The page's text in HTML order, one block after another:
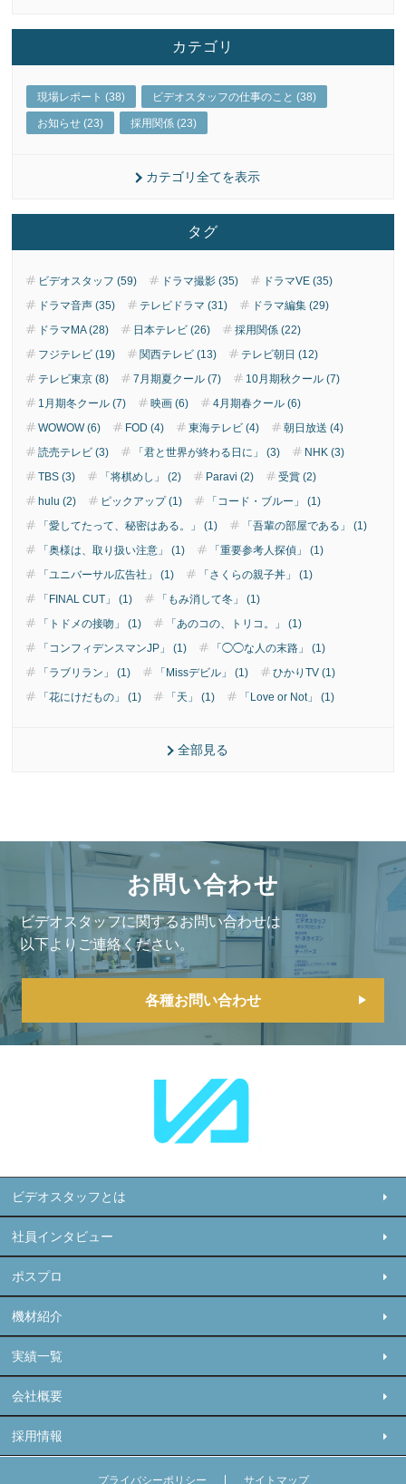
カテゴリ
現場レポート (38) ビデオスタッフの仕事のこと (38)
お知らせ (23) 採用関係 (23)
カテゴリ全てを表示
タグ
ビデオスタッフ (59) ドラマ撮影 (35)
ドラマVE (35)
ドラマ音声 (35)
テレビドラマ (31)
ドラマ編集 (29)
ドラマMA (28)
日本テレビ (26)
採用関係 (22)
フジテレビ (19)
関西テレビ (13)
テレビ朝日 (12)
テレビ東京 (8)
7月期夏クール (7)
10月期秋クール (7)
1月期冬クール (7)
映画 (6)
4月期春クール (6)
WOWOW (6)
FOD (4) 東海テレビ (4)
朝日放送 (4)
読売テレビ (3)
「君と世界が終わる日に」 (3)
NHK (3)
TBS (3)
「将棋めし」 (2) Paravi (2)
受賞 (2)
hulu (2)
ピックアップ (1)
「コード・ブルー」 (1)
「愛してたって、秘密はある。」 (1)
「吾輩の部屋である」 (1)
「奥様は、取り扱い注意」 (1)
「重要参考人探偵」 (1)
「ユニバーサル広告社」 (1)
「さくらの親子丼」 (1)
「FINAL CUT」 (1)
「もみ消して冬」 (1)
「トドメの接吻」 (1)
「あのコの、トリコ。」 (1)
「コンフィデンスマンJP」 (1)
「◯◯な人の末路」 (1)
「ラブリラン」 (1)
「Missデビル」 (1)
ひかりTV (1)
「花にけだもの」 (1)
「天」 (1) 「Love or Not」 (1)
全部見る
お問い合わせ
ビデオスタッフに関するお問い合わせは
以下よりご連絡ください。
各種お問い合わせ
ビデオスタッフとは
社員インタビュー
ポスプロ
機材紹介
実績一覧
会社概要
採用情報
プライバシーポリシー サイトマップ